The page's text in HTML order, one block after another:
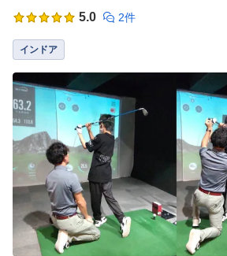
5.0 2件
インドア